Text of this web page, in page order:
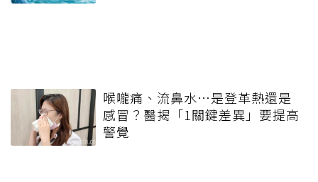
喉嚨痛、流鼻水⋯是登革熱還是
感冒？醫揭「1關鍵差異」要提高
警覺